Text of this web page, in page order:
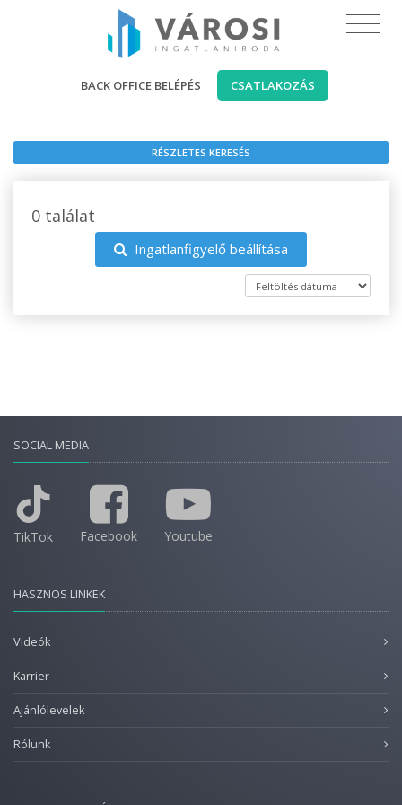
BACK OFFICE BELÉPÉS CSATLAKOZÁS
RÉSZLETES KERESÉS
0 találat
Ingatlanfigyelő beállítása
SOCIAL MEDIA
TikTok Facebook Youtube
HASZNOS LINKEK
Videók
Karrier
Ajánlólevelek
Rólunk